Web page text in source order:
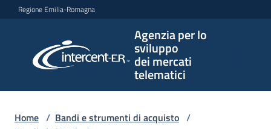
Vai al contenuto
Vai alla navigazione
Vai al footer
Regione Emilia-Romagna
Agenzia per lo
sviluppo
dei mercati
telematici
per lo
sviluppo
telematici
Home / Bandi e strumenti di acquisto /